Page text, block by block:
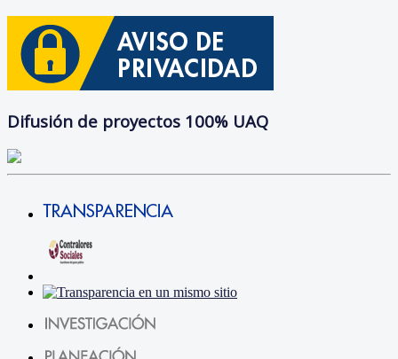
Difusión de proyectos 100% UAQ